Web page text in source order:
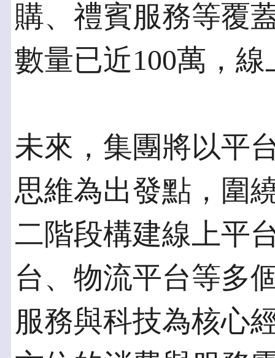
購、禮賓服務等覆
數量已近100萬，
未來，集團將以平
思維為出發點，圍
二階段構建線上平
台、物流平台等多
服務與科技為核心